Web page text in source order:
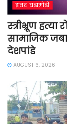
इतर घडामोडी
स्त्रीभ्रूण
सामाजिक
देशपांडे
AUGUST 6, 2026